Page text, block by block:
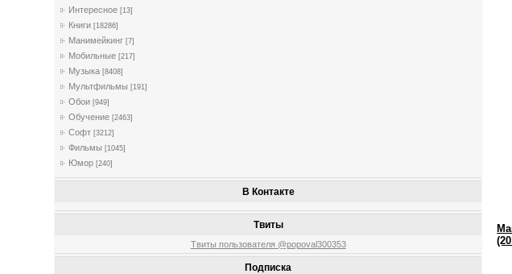
Интересное [13]
Книги [18286]
Манимейкинг [7]
Мобильные [217]
Музыка [8408]
Мультфильмы [191]
Обои [949]
Обучение [2463]
Софт [3212]
Фильмы [1045]
Юмор [240]
В Контакте
Твиты
Твиты пользователя @popoval300353
Подписка